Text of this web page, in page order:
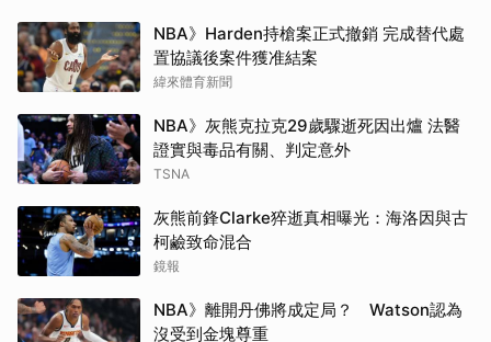
NBA》Harden持槍案正式撤銷 完成替代處
置協議後案件獲准結案
緯來體育新聞
NBA》灰熊克拉克29歲驟逝死因出爐 法醫
證實與毒品有關、判定意外
TSNA
灰熊前鋒Clarke猝逝真相曝光：海洛因與古
柯鹼致命混合
鏡報
NBA》離開丹佛將成定局？ Watson認為
沒受到金塊尊重